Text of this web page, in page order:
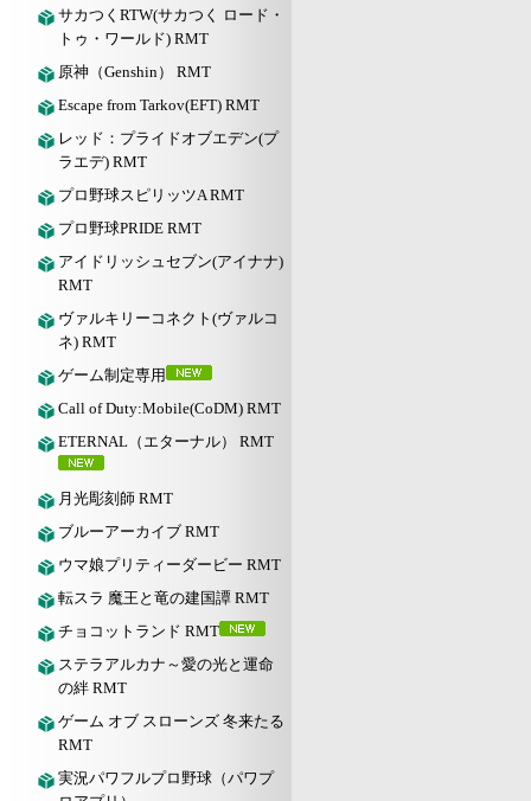
サカつくRTW(サカつく ロード・
トゥ・ワールド) RMT
原神（Genshin） RMT
Escape from Tarkov(EFT) RMT
レッド：プライドオブエデン(プ
ラエデ) RMT
プロ野球スピリッツA RMT
プロ野球PRIDE RMT
アイドリッシュセブン(アイナナ)
RMT
ヴァルキリーコネクト(ヴァルコ
ネ) RMT
ゲーム制定専用
Call of Duty:Mobile(CoDM) RMT
ETERNAL（エターナル） RMT
月光彫刻師 RMT
ブルーアーカイブ RMT
ウマ娘プリティーダービー RMT
転スラ 魔王と竜の建国譚 RMT
チョコットランド RMT
ステラアルカナ～愛の光と運命
の絆 RMT
ゲーム オブ スローンズ 冬来たる
RMT
実況パワフルプロ野球（パワプ